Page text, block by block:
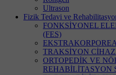
Ultrason
Fizik Tedavi ve
FONKSİYONEL
(FES)
TRAKSİYON
ORTOPEDİK VE
REHABİLİTASYON